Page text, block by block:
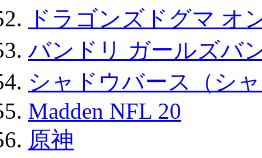
ドラゴンズドグマ オ
バンドリ ガールズバ
シャドウバース（シ
Madden NFL 20
原神